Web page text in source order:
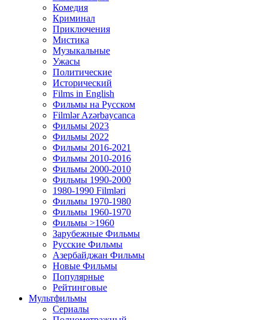
Комедия
Криминал
Приключения
Мистика
Музыкальные
Ужасы
Политические
Исторический
Films in English
Фильмы на Русском
Filmlər Azərbaycanca
Фильмы 2023
Фильмы 2022
Фильмы 2016-2021
Фильмы 2010-2016
Фильмы 2000-2010
Фильмы 1990-2000
1980-1990 Filmləri
Фильмы 1970-1980
Фильмы 1960-1970
Фильмы >1960
Зарубежные Фильмы
Русские Фильмы
Азербайджан Фильмы
Новые Фильмы
Популярные
Рейтинговые
Мультфильмы
Сериалы